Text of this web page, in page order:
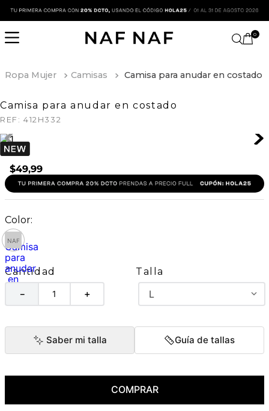
0
Ropa Mujer Camisas Camisa para anudar en costado
Camisa para anudar en costado
REF: 412H332
$49,99
Cantidad
＋
－
Talla
L
Saber mi talla Guía de tallas
COMPRAR